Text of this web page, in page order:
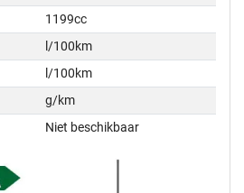
1199cc
l/100km
l/100km
g/km
Niet beschikbaar